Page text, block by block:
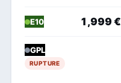
E10 1,999 €
GPL
RUPTURE